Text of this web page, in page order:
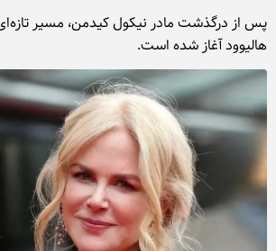
پس از درگذشت مادر نیکول کیدمن، مسیر
هالیوود آغاز شده است.